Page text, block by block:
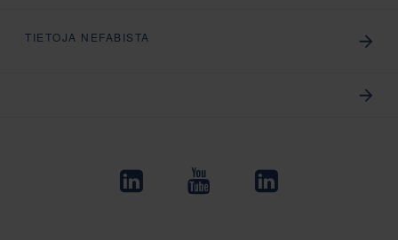
TIETOJA NEFABISTA